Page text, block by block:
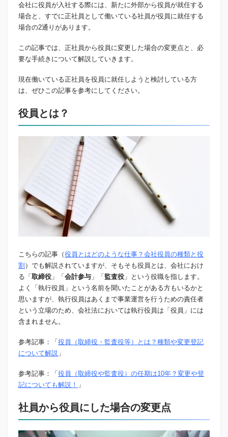
会社に役員が入社する際には、新たに外部から役員が就任する
場合と、すでに正社員として働いている社員が役員に就任する
場合の2通りがあります。
この記事では、正社員から役員に変更した場合の変更点と、必
要な手続きについて解説していきます。
現在働いている正社員を役員に就任しようと検討している方
は、ぜひこの記事を参考にしてください。
役員とは？
こちらの記事（役員とはどのような仕事？会社役員の種類と役
割 ）でも解説されていますが、そもそも役員とは、会社におけ
る「 取締役 」「 会計参与 」「 監査役 」という役職を指します。
よく「執行役員」という名前を聞いたことがある方もいるかと
思いますが、執行役員はあくまで事業運営を行うための責任者
という立場のため、会社法においては執行役員は「役員」には
含まれません。
参考記事：「 役員（取締役・監査役等）とは？種類や変更登記
について解説 」
参考記事：「 役員（取締役や監査役）の任期は10年？変更や登
記についても解説！ 」
社員から役員にした場合の変更点